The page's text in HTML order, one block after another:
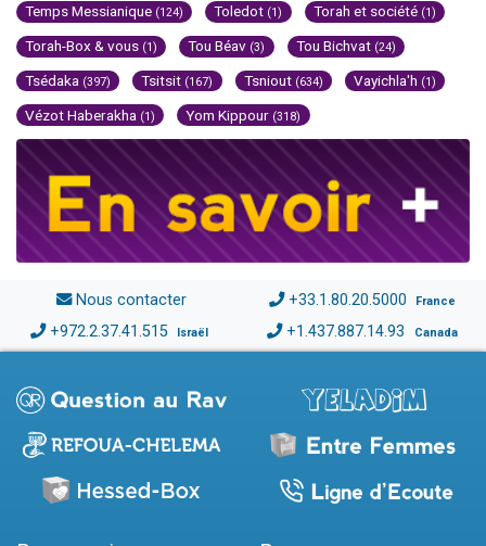
Temps Messianique (124) Toledot (1) Torah et société (1)
Torah-Box & vous (1) Tou Béav (3) Tou Bichvat (24)
Tsédaka (397) Tsitsit (167) Tsniout (634) Vayichla'h (1)
Vézot Haberakha (1) Yom Kippour (318)
Nous contacter +33.1.80.20.5000 France
+972.2.37.41.515 Israël +1.437.887.14.93 Canada